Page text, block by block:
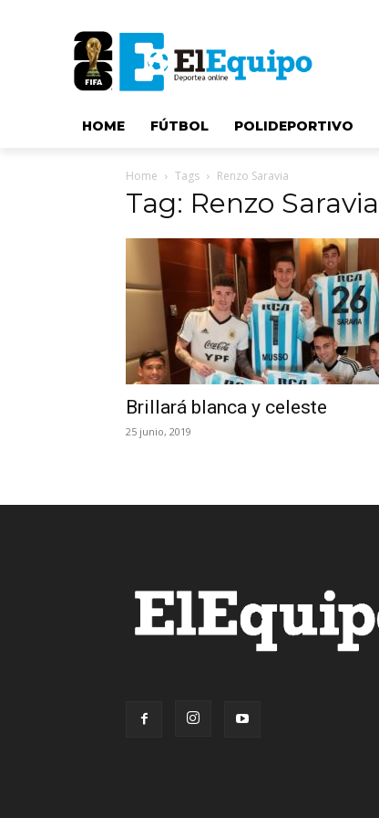
HOME FÚTBOL POLIDEPORTIVO
Home Tags Renzo Saravia
Tag: Renzo Saravia
Brillará blanca y celeste
25 junio, 2019